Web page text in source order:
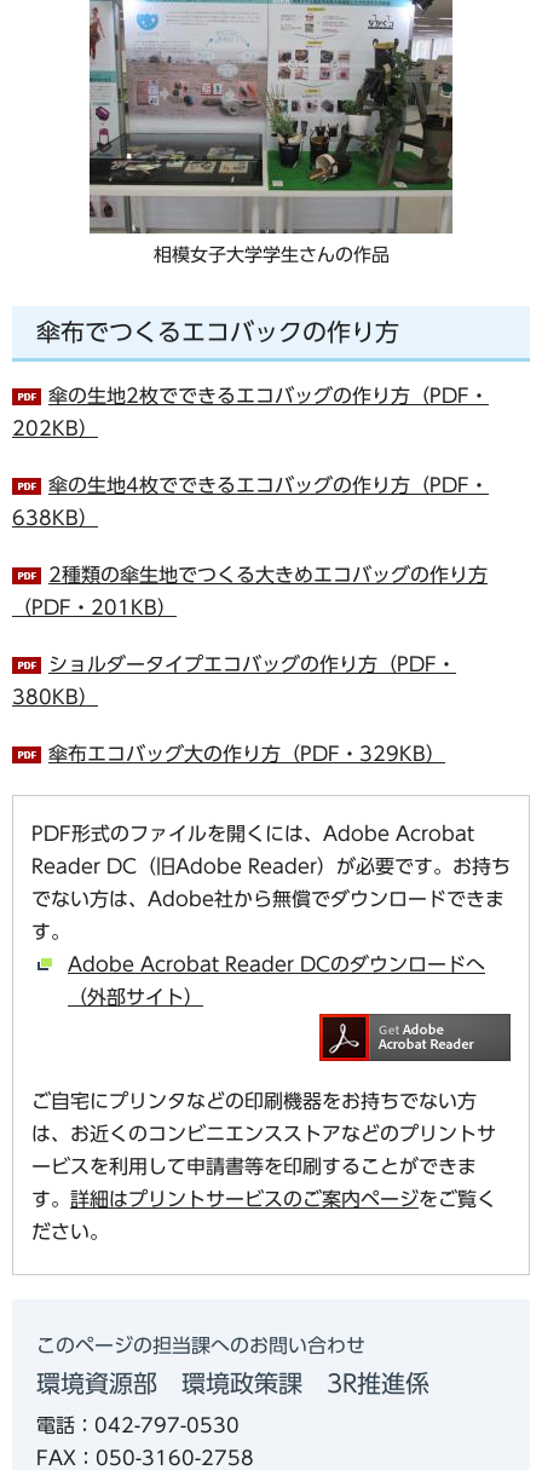
相模女子大学学生さんの作品
傘布でつくるエコバックの作り方
傘の生地2枚でできるエコバッグの作り方（PDF・
202KB）
傘の生地4枚でできるエコバッグの作り方（PDF・
638KB）
2種類の傘生地でつくる大きめエコバッグの作り方
（PDF・201KB）
ショルダータイプエコバッグの作り方（PDF・
380KB）
傘布エコバッグ大の作り方（PDF・329KB）
PDF形式のファイルを開くには、Adobe Acrobat
Reader DC（旧Adobe Reader）が必要です。お持ち
でない方は、Adobe社から無償でダウンロードできま
す。
Adobe Acrobat Reader DCのダウンロードへ
（外部サイト）
ご自宅にプリンタなどの印刷機器をお持ちでない方
は、お近くのコンビニエンスストアなどのプリントサ
ービスを利用して申請書等を印刷することができま
す。 詳細はプリントサービスのご案内ページをご覧く
ださい。
このページの担当課へのお問い合わせ
環境資源部 環境政策課 3R推進係
電話：042-797-0530
FAX：050-3160-2758